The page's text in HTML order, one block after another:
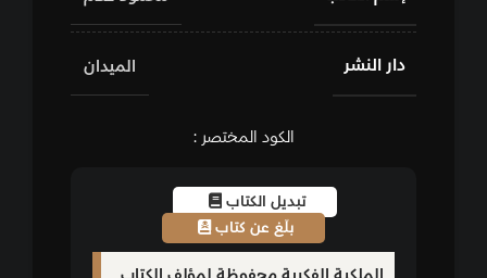
دار النشر الميدان
الكود المختصر :
تبديل الكتاب
بلّغ عن كتاب